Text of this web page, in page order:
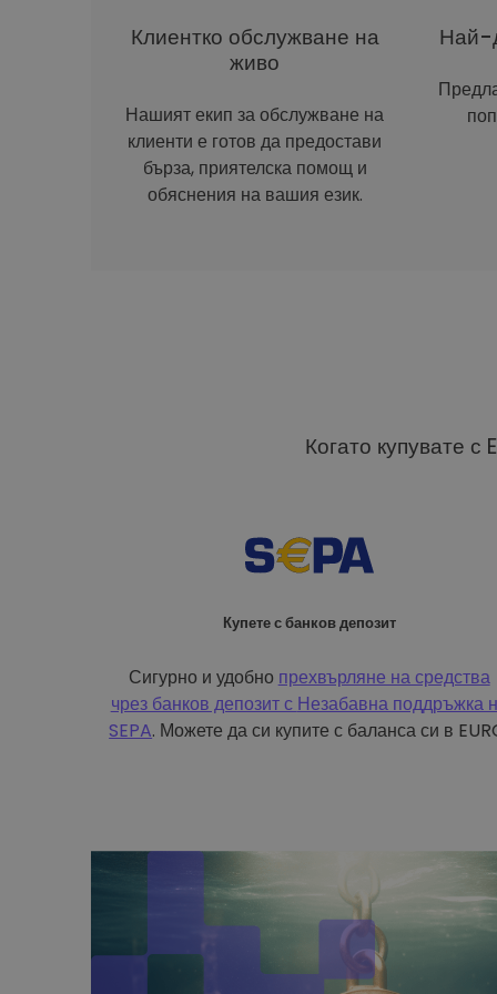
Клиентко обслужване на
живо
Нашият екип за обслужване на
клиенти е готов да предостави
бърза, приятелска помощ и
обяснения на вашия език.
Най-
Когато купувате
Купете с банков депозит
Сигурно и удобно прехвърляне на средства
чрез банков депозит с Незабавна поддръжка
SEPA. Можете да си купите с баланса си в